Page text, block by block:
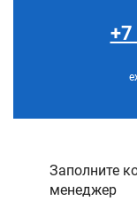
Заполните
менеджер